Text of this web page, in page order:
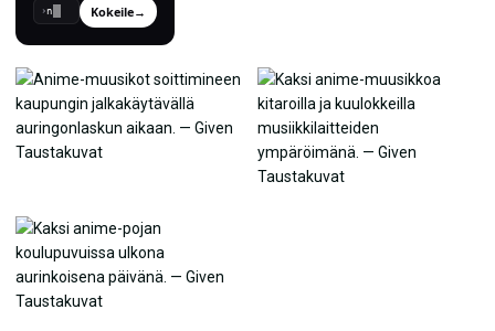
› Kokeile